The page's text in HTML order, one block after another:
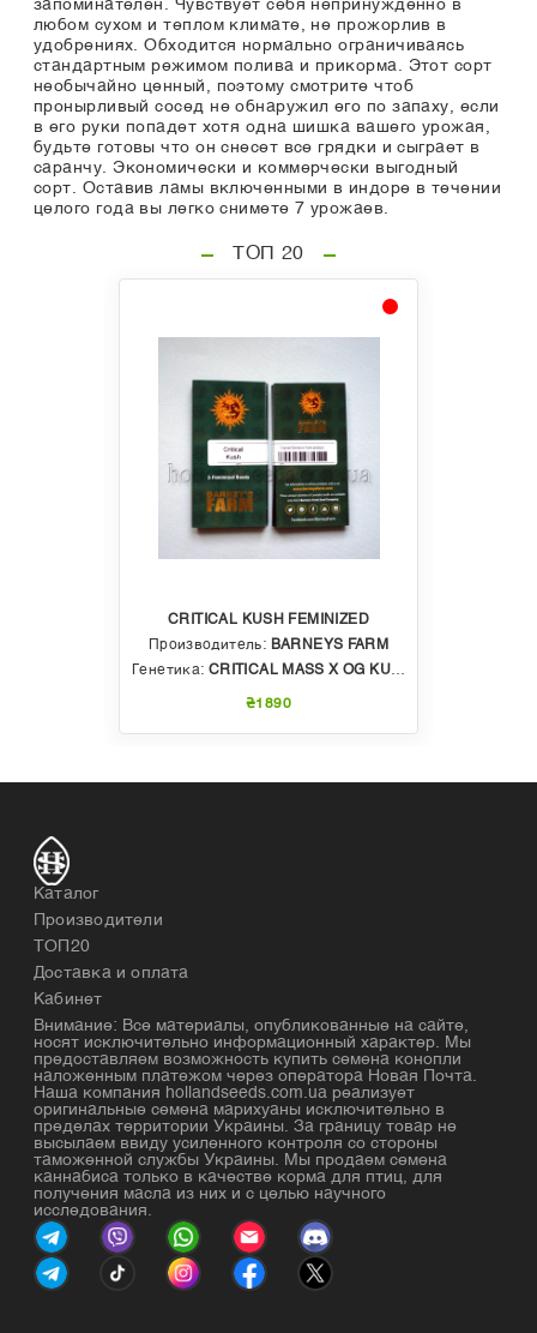
запоминателен. Чувствует себя непринужденно в
любом сухом и теплом климате, не прожорлив в
удобрениях. Обходится нормально ограничиваясь
стандартным режимом полива и прикорма. Этот сорт
необычайно ценный, поэтому смотрите чтоб
пронырливый сосед не обнаружил его по запаху, если
в его руки попадет хотя одна шишка вашего урожая,
будьте готовы что он снесет все грядки и сыграет в
саранчу. Экономически и коммерчески выгодный
сорт. Оставив ламы включенными в индоре в течении
целого года вы легко снимете 7 урожаев.
ТОП 20
CRITICAL KUSH FEMINIZED
Производитель: BARNEYS FARM
Генетика: CRITICAL MASS X OG KUSH
₴1890
Каталог
Производители
ТОП20
Доставка и оплата
Кабинет
Внимание: Все материалы, опубликованные на сайте,
носят исключительно информационный характер. Мы
предоставляем возможность купить семена конопли
наложенным платежом через оператора Новая Почта.
Наша компания hollandseeds.com.ua реализует
оригинальные семена марихуаны исключительно в
пределах территории Украины. За границу товар не
высылаем ввиду усиленного контроля со стороны
таможенной службы Украины. Мы продаем семена
каннабиса только в качестве корма для птиц, для
получения масла из них и с целью научного
исследования.